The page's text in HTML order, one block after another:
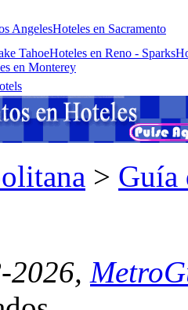
AngelesHoteles en Sacramento
TahoeHoteles en Reno - Sparks
en Monterey
> Guía